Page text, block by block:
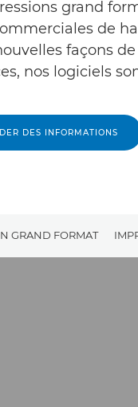
grand
de
façons
nos logiciels
DES INFORMATIONS
GRAND FORMAT